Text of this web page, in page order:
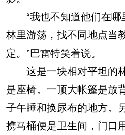
“我也不知道他们在哪
林里游荡，找不同地点当
定。”巴雷特笑着说。
这是一块相对平坦的
是座椅。一顶大帐篷是放
子午睡和换尿布的地方。
携马桶便是卫生间，门口